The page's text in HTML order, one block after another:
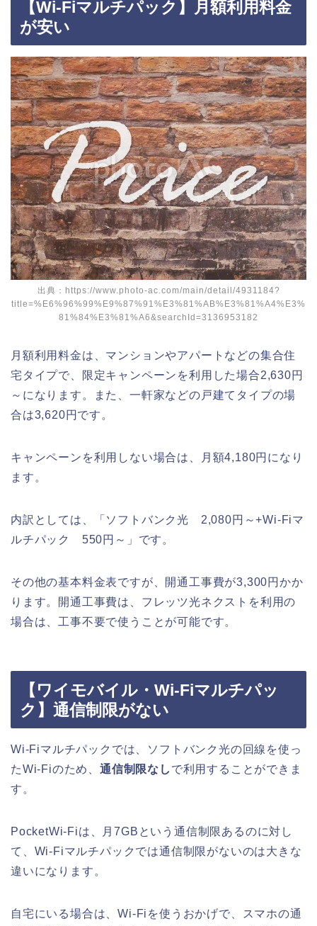
【Wi-Fiマルチパック】月額利用料金
が安い
出典：https://www.photo-ac.com/main/detail/4931184?
title=%E6%96%99%E9%87%91%E3%81%AB%E3%81%A4%E3%
81%84%E3%81%A6&searchId=3136953182
月額利用料金は、マンションやアパートなどの集合住
宅タイプで、限定キャンペーンを利用した場合2,630円
～になります。また、一軒家などの戸建てタイプの場
合は3,620円です。
キャンペーンを利用しない場合は、月額4,180円になり
ます。
内訳としては、「ソフトバンク光 2,080円～+Wi-Fiマ
ルチパック 550円～」です。
その他の基本料金表ですが、開通工事費が3,300円かか
ります。開通工事費は、フレッツ光ネクストを利用の
場合は、工事不要で使うことが可能です。
【ワイモバイル・Wi-Fiマルチパッ
ク】通信制限がない
Wi-Fiマルチパックでは、ソフトバンク光の回線を使っ
たWi-Fiのため、 通信制限なし で利用することができま
す。
PocketWi-Fiは、月7GBという通信制限あるのに対し
て、Wi-Fiマルチパックでは通信制限がないのは大きな
違いになります。
自宅にいる場合は、Wi-Fiを使うおかげで、スマホの通